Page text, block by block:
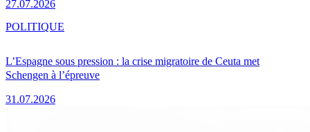
27.07.2026
L’Espagne sous pression : la crise migratoire de Ceuta met
Schengen à l’épreuve
31.07.2026
POLITIQUE